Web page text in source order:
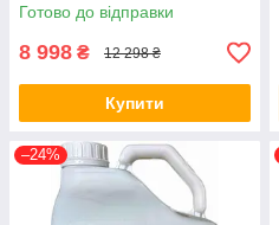
Готово до відправки
8 998 ₴ 12 298 ₴
Купити
–24%